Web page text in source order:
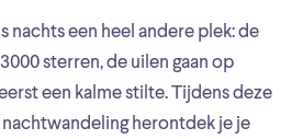
nachts een heel andere plek: de
sterren, de uilen gaan op
een kalme stilte. Tijdens deze
nachtwandeling herontdek je je